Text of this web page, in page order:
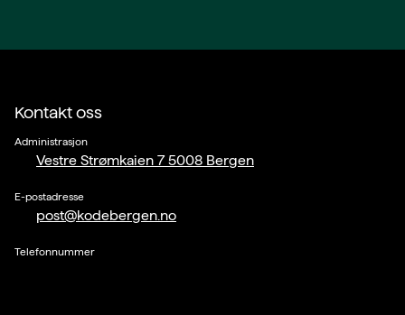
Kontakt oss
Administrasjon
Vestre Strømkaien 7 5008 Bergen
E-postadresse
post@kodebergen.no
Telefonnummer